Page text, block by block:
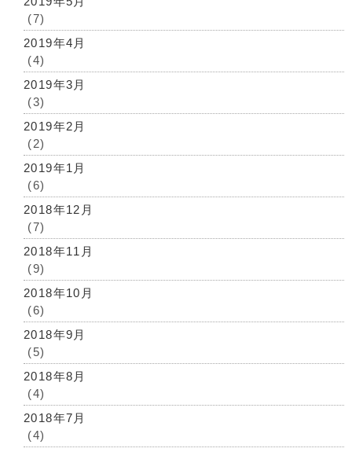
(7)
2019年4月
(4)
2019年3月
(3)
2019年2月
(2)
2019年1月
(6)
2018年12月
(7)
2018年11月
(9)
2018年10月
(6)
2018年9月
(5)
2018年8月
(4)
2018年7月
(4)